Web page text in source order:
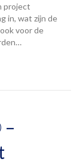
project
in, wat zijn de
voor de